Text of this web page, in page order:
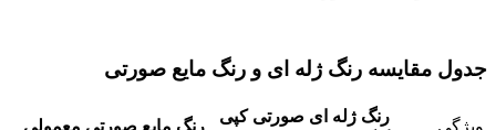
جدول مقایسه رنگ ژله ای و رنگ مایع صورتی
رنگ ژله ای صورتی کپی